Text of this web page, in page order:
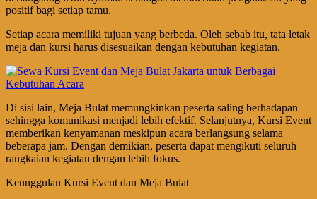
positif bagi setiap tamu.
Setiap acara memiliki tujuan yang berbeda. Oleh sebab itu, tata letak
meja dan kursi harus disesuaikan dengan kebutuhan kegiatan.
Di sisi lain, Meja Bulat memungkinkan peserta saling berhadapan
sehingga komunikasi menjadi lebih efektif. Selanjutnya, Kursi Event
memberikan kenyamanan meskipun acara berlangsung selama
beberapa jam. Dengan demikian, peserta dapat mengikuti seluruh
rangkaian kegiatan dengan lebih fokus.
Keunggulan Kursi Event dan Meja Bulat